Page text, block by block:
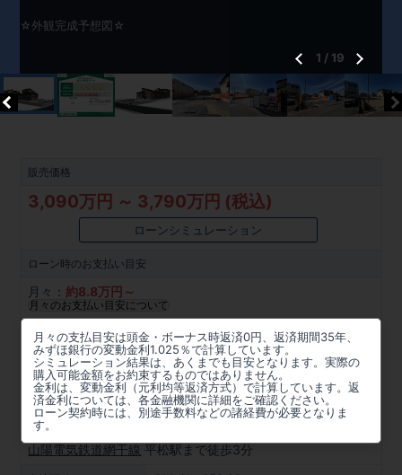
販売価格
3,090万円 ～ 3,790万円 (税込)
ローンシミュレーション
ローン時のお支払い目安
月々：約8.8万円～
月々のお支払い目安について
月々の支払目安は頭金・ボーナス時返済0円、返済期間35年、
みずほ銀行の変動金利1.025％で計算しています。
シミュレーション結果は、あくまでも目安となります。実際の
購入可能金額をお約束するものではありません。
金利は、変動金利（元利均等返済方式）で計算しています。返
済金利については、各金融機関に詳細をご確認ください。
ローン契約時には、別途手数料などの諸経費が必要となりま
す。
所在地
兵庫県姫路市大津区平松317番4他(地番)
周辺マップを見る
アクセス
山陽電気鉄道網干線 平松駅まで徒歩3分
☆外観完成予想図☆
1 / 19